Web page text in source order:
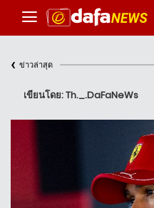
‹ ข่าวล่าสุด
เขียนโดย: Th._.DaFaNeWs